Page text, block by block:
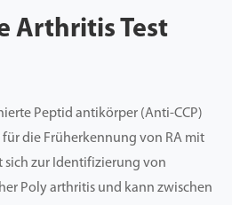
Arthritis Test
Peptid antikörper (Anti-CCP)
die Früherkennung von RA mit
sich zur Identifizierung von
Poly arthritis und kann zwischen